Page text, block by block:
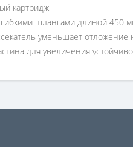
картридж
шлангами длиной 450
уменьшает отложение
для увеличения